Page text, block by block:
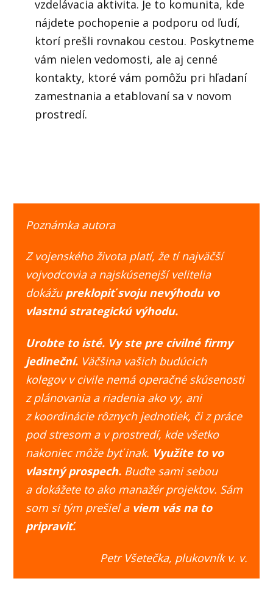
vzdelávacia aktivita. Je to komunita, kde
nájdete pochopenie a podporu od ľudí,
ktorí prešli rovnakou cestou. Poskytneme
vám nielen vedomosti, ale aj cenné
kontakty, ktoré vám pomôžu pri hľadaní
zamestnania a etablovaní sa v novom
prostredí.
Poznámka autora
Z vojenského života platí, že tí najväčší
vojvodcovia a najskúsenejší velitelia
dokážu preklopiť svoju nevýhodu vo
vlastnú strategickú výhodu.
Urobte to isté. Vy ste pre civilné firmy
jedineční. Väčšina vašich budúcich
kolegov v civile nemá operačné skúsenosti
z plánovania a riadenia ako vy, ani
z koordinácie rôznych jednotiek, či z práce
pod stresom a v prostredí, kde všetko
nakoniec môže byť inak. Využite to vo
vlastný prospech. Buďte sami sebou
a dokážete to ako manažér projektov. Sám
som si tým prešiel a viem vás na to
pripraviť.
Petr Všetečka, plukovník v. v.